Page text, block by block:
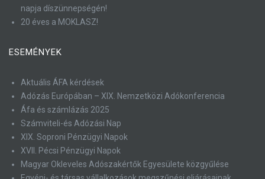
napja díszünnepségén!
20 éves a MOKLASZ!
ESEMÉNYEK
Aktuális ÁFA kérdések
Adózás Európában – XIX. Nemzetközi Adókonferencia
Áfa és számlázás 2025
Számviteli-és Adózási Nap
XIX. Soproni Pénzügyi Napok
XVII. Pécsi Pénzügyi Napok
Magyar Okleveles Adószakértők Egyesülete közgyűlése